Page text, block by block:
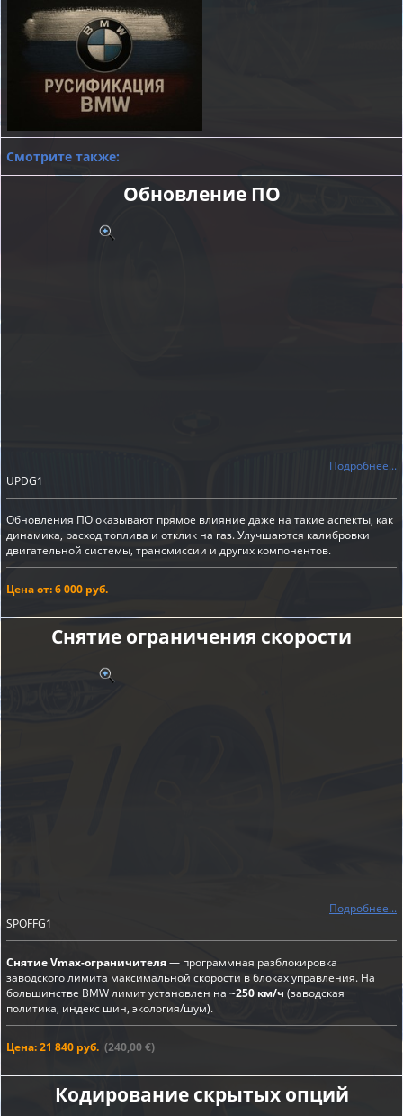
Смотрите также:
Обновление ПО
Подробнее...
UPDG1
Обновления ПО оказывают прямое влияние даже на такие аспекты, как
динамика, расход топлива и отклик на газ. Улучшаются калибровки
двигательной системы, трансмиссии и других компонентов.
Цена от: 6 000 руб.
Снятие ограничения скорости
Подробнее...
SPOFFG1
Снятие Vmax-ограничителя— программная разблокировка
заводского лимита максимальной скорости в блоках управления. На
большинстве BMW лимит установлен на ~250 км/ч (заводская
политика, индекс шин, экология/шум).
Цена: 21 840 руб. (240,00 €)
Кодирование скрытых опций